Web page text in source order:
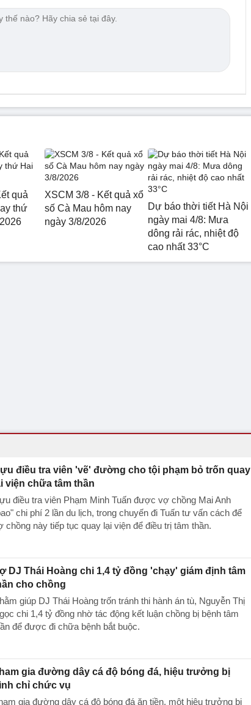
quả
thứ
XSCM 3/8 - Kết quả xổ
số Cà Mau hôm nay
ngày 3/8/2026
Dự báo thời tiết Hà Nội
ngày mai 4/8: Mưa
dông rải rác, nhiệt độ
cao nhất 33°C
điều tra viên 'vẽ' đường cho tội phạm bỏ trốn quay
viện chữa tâm thần
điều tra viên Phạm Minh Tuấn được vợ chồng Mai Anh
chi phí 2 lần du lịch, trong chuyến đi Tuấn tư vấn cách để
chồng này tiếp tục quay lại viện để điều trị tâm thần.
DJ Thái Hoàng chi 1,4 tỷ đồng 'chạy' giám định tâm
cho chồng
giúp DJ Thái Hoàng trốn tránh thi hành án tù, Nguyễn Thị
chi 1,4 tỷ đồng nhờ tác động kết luận chồng bị bệnh tâm
để được đi chữa bệnh bắt buộc.
gia đường dây cá độ bóng đá, hiệu trưởng bị
chỉ chức vụ
gia đường dây cá độ bóng đá ăn tiền, một hiệu trưởng bị